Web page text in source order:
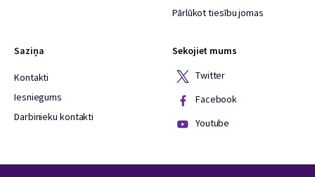
Pārlūkot tiesību jomas
Saziņa
Kontakti
Iesniegums
Darbinieku kontakti
Sekojiet mums
Twitter
Facebook
Youtube